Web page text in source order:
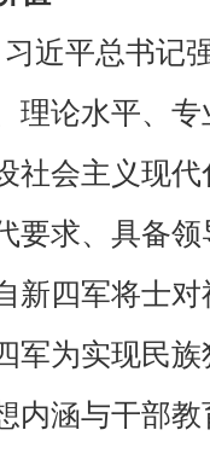
习近平总书记
理论水平、
社会主义现
要求、具备
新四军将士
军为实现民
内涵与干部